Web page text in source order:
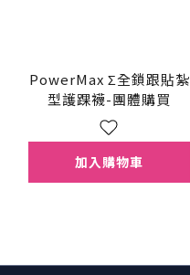
PowerMax Σ全鎖跟貼紮
型護踝襪-團體購買
加入購物車